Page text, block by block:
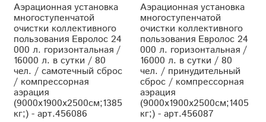
Аэрационная установка
многоступенчатой
очистки коллективного
пользования Евролос 24
000 л. горизонтальная /
16000 л. в сутки / 80
чел. / самотечный сброс
/ компрессорная
аэрация
(9000x1900x2500см;1385
кг;) - арт.456086
Аэрационная установка
многоступенчатой
очистки коллективного
пользования Евролос 24
000 л. горизонтальная /
16000 л. в сутки / 80
чел. / принудительный
сброс / компрессорная
аэрация
(9000x1900x2500см;1405
кг;) - арт.456087